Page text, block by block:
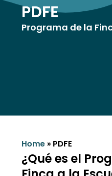
PDFE
Programa de la
Home » PDFE
¿Qué es el